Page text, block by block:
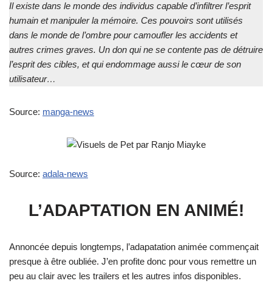
Il existe dans le monde des individus capable d’infiltrer l’esprit
humain et manipuler la mémoire. Ces pouvoirs sont utilisés
dans le monde de l’ombre pour camoufler les accidents et
autres crimes graves. Un don qui ne se contente pas de détruire
l’esprit des cibles, et qui endommage aussi le cœur de son
utilisateur…
Source: manga-news
Source: adala-news
L’ADAPTATION EN ANIMÉ!
Annoncée depuis longtemps, l’adapatation animée commençait
presque à être oubliée. J’en profite donc pour vous remettre un
peu au clair avec les trailers et les autres infos disponibles.